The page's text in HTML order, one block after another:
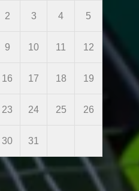
2 3 4 5
9 10 11 12
16 17 18 19
23 24 25 26
30 31